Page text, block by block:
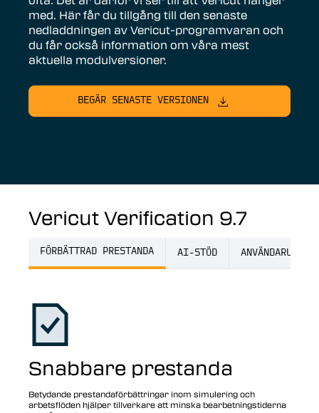
med. Här får du tillgång till den senaste
nedladdningen av Vericut-programvaran och
du får också information om våra mest
aktuella modulversioner.
BEGÄR SENASTE VERSIONEN
Vericut Verification 9.7
FÖRBÄTTRAD PRESTANDA AI-STÖD
Snabbare prestanda
Betydande prestandaförbättringar inom simulering och
arbetsflöden hjälper tillverkare att minska bearbetningstiderna